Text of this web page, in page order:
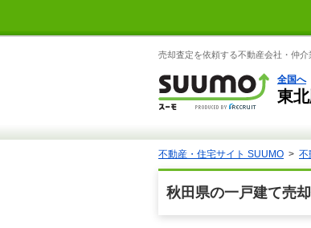
売却査定を依頼する不動産会社・仲
全国へ
東
不動産・住宅サイト SUUMO 不
秋田県の一戸建て売